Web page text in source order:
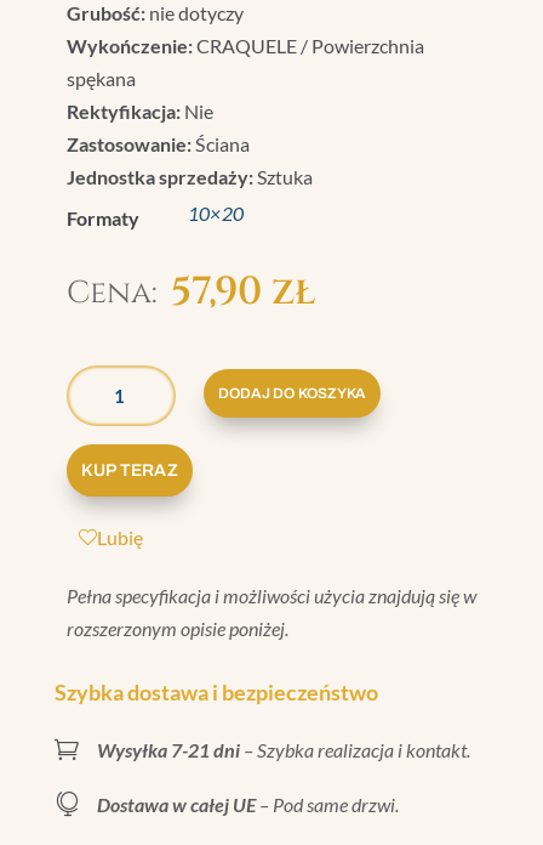
Grubość:nie dotyczy
Wykończenie:CRAQUELE / Powierzchnia
spękana
Rektyfikacja:Nie
Zastosowanie:Ściana
Jednostka sprzedaży:Sztuka
Formaty
10×20
57,90 zł
GRAZIA
BOISERIE
LISTWA
ELECTA
BIANCO
CRAQUELE
DODAJ DO KOSZYKA
KUP TERAZ
Lubię
Pełna specyfikacja i możliwości użycia znajdują się w
rozszerzonym opisie poniżej.
Szybka dostawa i bezpieczeństwo
 Wysyłka 7-21 dni– Szybka realizacja i kontakt.
 Dostawa w całej UE– Pod same drzwi.